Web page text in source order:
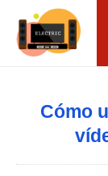
Cómo